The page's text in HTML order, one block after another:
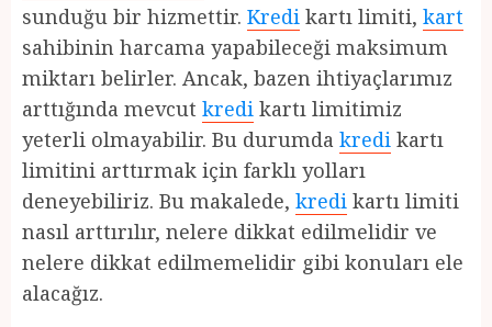
sunduğu bir hizmettir. Kredi kartı limiti, kart
sahibinin harcama yapabileceği maksimum
miktarı belirler. Ancak, bazen ihtiyaçlarımız
arttığında mevcut kredi kartı limitimiz
yeterli olmayabilir. Bu durumda kredi kartı
limitini arttırmak için farklı yolları
deneyebiliriz. Bu makalede, kredi kartı limiti
nasıl arttırılır, nelere dikkat edilmelidir ve
nelere dikkat edilmemelidir gibi konuları ele
alacağız.